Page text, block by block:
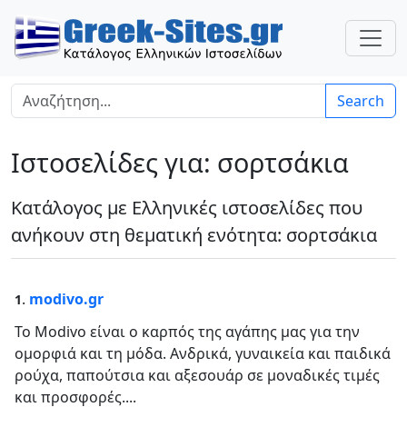
Search
Ιστοσελίδες για: σορτσάκια
Κατάλογος με Ελληνικές ιστοσελίδες που
ανήκουν στη θεματική ενότητα: σορτσάκια
1. modivo.gr
Το Modivo είναι ο καρπός της αγάπης μας για την
ομορφιά και τη μόδα. Ανδρικά, γυναικεία και παιδικά
ρούχα, παπούτσια και αξεσουάρ σε μοναδικές τιμές
και προσφορές....